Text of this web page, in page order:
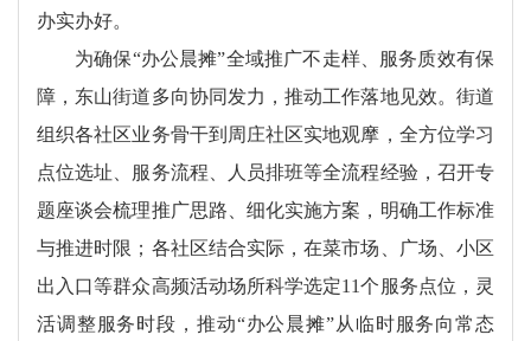
办实办好。
为确保“办公晨摊”全域推广不走样、服务质效有保
障，东山街道多向协同发力，推动工作落地见效。街道
组织各社区业务骨干到周庄社区实地观摩，全方位学习
点位选址、服务流程、人员排班等全流程经验，召开专
题座谈会梳理推广思路、细化实施方案，明确工作标准
与推进时限；各社区结合实际，在菜市场、广场、小区
出入口等群众高频活动场所科学选定11个服务点位，灵
活调整服务时段，推动“办公晨摊”从临时服务向常态